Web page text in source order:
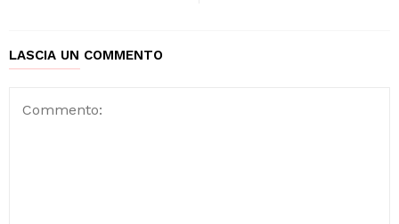
LASCIA UN COMMENTO